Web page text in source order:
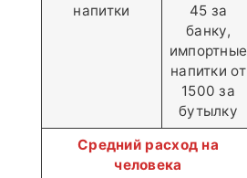
напитки
45 за
банку,
импортные
напитки от
1500 за
бутылку
Средний расход на
человека